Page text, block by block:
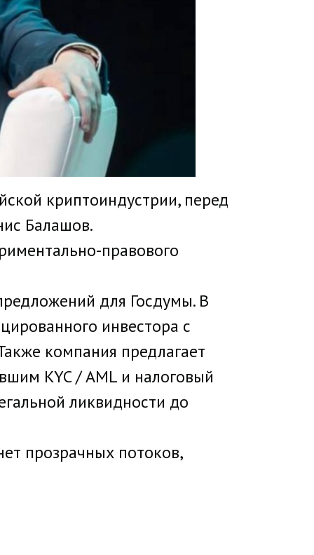
криптоиндустрии, перед
Балашов.
правового
для Госдумы. В
инвестора с
компания предлагает
KYC / AML и налоговый
ликвидности до
прозрачных потоков,